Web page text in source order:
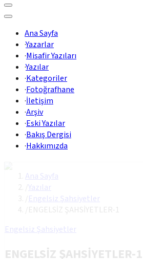
Ana Sayfa
·Yazarlar
·Misafir Yazıları
·Yazılar
·Kategoriler
·Fotoğrafhane
·İletişim
·Arşiv
·Eski Yazılar
·Bakış Dergisi
·Hakkımızda
Ana Sayfa
Yazılar
Engelsiz Şahsiyetler
ENGELSİZ ŞAHSİYETLER-1
Engelsiz Şahsiyetler
ENGELSİZ ŞAHSİYETLER-1